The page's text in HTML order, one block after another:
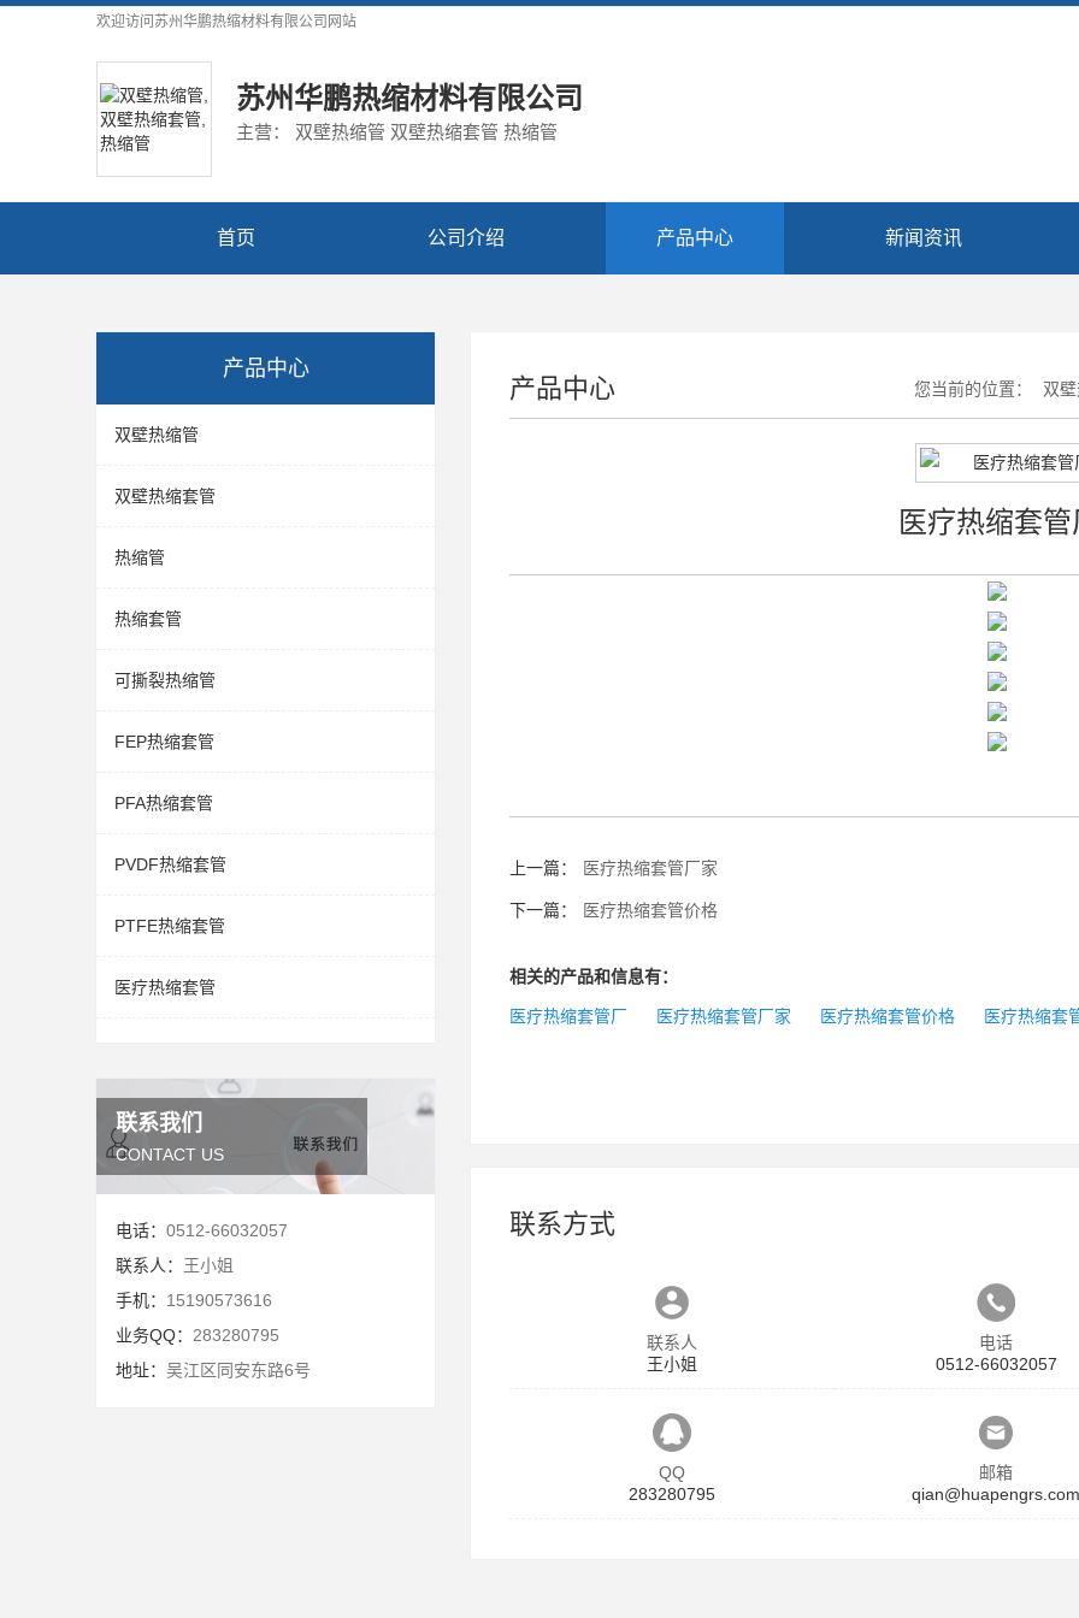
欢迎访问 苏州华鹏热缩材料有限公司 网站
苏州华鹏热缩材料有限公司
主营： 双壁热缩管 双壁热缩套管 热缩管
首页 公司介绍 产品中心 新闻资讯
产品中心
双壁热缩管
双壁热缩套管
热缩管
热缩套管
可撕裂热缩管
FEP热缩套管
PFA热缩套管
PVDF热缩套管
PTFE热缩套管
医疗热缩套管
联系我们
CONTACT US
电话： 0512-66032057
联系人： 王小姐
手机： 15190573616
业务QQ： 283280795
地址： 吴江区同安东路6号
产品中心 您当前的位置： 双
医疗热缩套
上一篇： 医疗热缩套管厂家
下一篇： 医疗热缩套管价格
相关的产品和信息有：
医疗热缩套管厂 医疗热缩套管厂家 医疗热缩套管价格 医疗热缩套
联系方式
联系人
王小姐
电话
0512-66032057
QQ
283280795
邮箱